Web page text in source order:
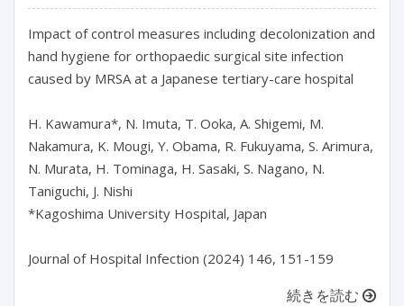
Impact of control measures including decolonization and
hand hygiene for orthopaedic surgical site infection
caused by MRSA at a Japanese tertiary-care hospital
H. Kawamura*, N. Imuta, T. Ooka, A. Shigemi, M.
Nakamura, K. Mougi, Y. Obama, R. Fukuyama, S. Arimura,
N. Murata, H. Tominaga, H. Sasaki, S. Nagano, N.
Taniguchi, J. Nishi
*Kagoshima University Hospital, Japan
続きを読む